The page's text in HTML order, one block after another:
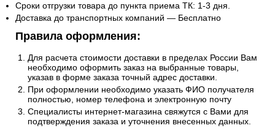
Сроки отгрузки товара до пункта приема ТК: 1-3 дня.
Доставка до транспортных компаний — Бесплатно
Правила оформления:
Для расчета стоимости доставки в пределах России Вам
необходимо оформить заказ на выбранные товары,
указав в форме заказа точный адрес доставки.
При оформлении необходимо указать ФИО получателя
полностью, номер телефона и электронную почту
Специалисты интернет-магазина свяжутся с Вами для
подтверждения заказа и уточнения внесенных данных.